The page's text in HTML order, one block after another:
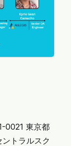
0021 東京都
トラルスク